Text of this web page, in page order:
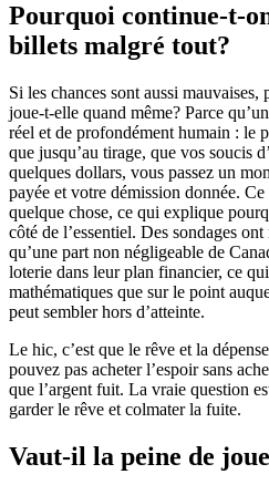
Pourquoi continue-t-
billets malgré tout?
Si les chances sont aussi
joue-t-elle quand même? Parce
réel et de profondément humain : le
que jusqu’au tirage, que vos soucis
quelques dollars, vous passez un
payée et votre démission donnée.
quelque chose, ce qui explique
côté de l’essentiel. Des sondages
qu’une part non négligeable de
loterie dans leur plan financier, ce
mathématiques que sur le point
peut sembler hors d’atteinte.
Le hic, c’est que le rêve et la
pouvez pas acheter l’espoir sans
que l’argent fuit. La vraie question
garder le rêve et colmater la fuite.
Vaut-il la peine de